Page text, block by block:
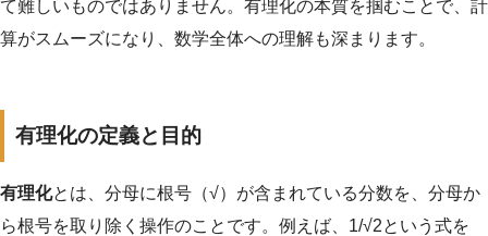
て難しいものではありません。有理化の本質を掴むことで、計
算がスムーズになり、数学全体への理解も深まります。
有理化の定義と目的
有理化とは、分母に根号（√）が含まれている分数を、分母か
ら根号を取り除く操作のことです。例えば、1/√2という式を